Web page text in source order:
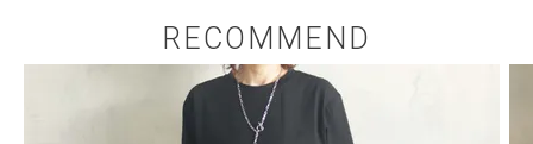
RECOMMEND